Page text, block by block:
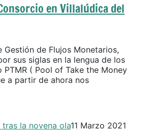
en Villalúdica del
Gestión de Flujos Monetarios,
sus siglas en la lengua de los
PTMR ( Pool of Take the Money
a partir de ahora nos
tras la novena ola11 Marzo 2021